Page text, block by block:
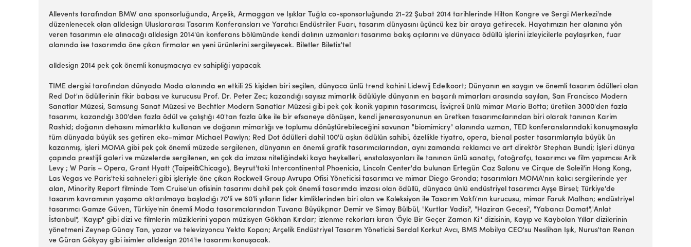
Allevents tarafından BMW ana sponsorluğunda, Arçelik, Armaggan ve Işıklar Tuğla co-sponsorluğunda 21-22 Şubat 2014 tarihlerinde Hilton Kongre ve Sergi Merkezi'nde
düzenlenecek olan alldesign Uluslararası Tasarım Konferansları ve Yaratıcı Endüstriler Fuarı, tasarım dünyasını üçüncü kez bir araya getirecek. Hayatımızın her alanına yön
veren tasarımın ele alınacağı alldesign 2014'ün konferans bölümünde kendi dalının uzmanları tasarıma bakış açılarını ve dünyaca ödüllü işlerini izleyicilerle paylaşırken, fuar
alanında ise tasarımda öne çıkan firmalar en yeni ürünlerini sergileyecek. Biletler Biletix'te!
alldesign 2014 pek çok önemli konuşmacıya ev sahipliği yapacak
TIME dergisi tarafından dünyada Moda alanında en etkili 25 kişiden biri seçilen, dünyaca ünlü trend kahini Lidewij Edelkoort; Dünyanın en saygın ve önemli tasarım ödülleri olan
Red Dot'ın ödüllerinin fikir babası ve kurucusu Prof. Dr. Peter Zec; kazandığı sayısız mimarlık ödülüyle dünyanın en başarılı mimarları arasında sayılan, San Francisco Modern
Sanatlar Müzesi, Samsung Sanat Müzesi ve Bechtler Modern Sanatlar Müzesi gibi pek çok ikonik yapının tasarımcısı, İsviçreli ünlü mimar Mario Botta; üretilen 3000'den fazla
tasarımı, kazandığı 300'den fazla ödül ve çalıştığı 40'tan fazla ülke ile bir efsaneye dönüşen, kendi jenerasyonunun en üretken tasarımcılarından biri olarak tanınan Karim
Rashid; doğanın dehasını mimarlıkta kullanan ve doğanın mimarlığı ve toplumu dönüştürebileceğini savunan "biomimicry" alanında uzman, TED konferanslarındaki konuşmasıyla
tüm dünyada büyük ses getiren eko-mimar Michael Pawlyn; Red Dot ödülleri dahil 100'ü aşkın ödülün sahibi, özellikle tiyatro, opera, bienal poster tasarımlarıyla büyük ün
kazanmış, işleri MOMA gibi pek çok önemli müzede sergilenen, dünyanın en önemli grafik tasarımcılarından, aynı zamanda reklamcı ve art direktör Stephan Bundi; İşleri dünya
çapında prestijli galeri ve müzelerde sergilenen, en çok da imzası niteliğindeki kaya heykelleri, enstalasyonları ile tanınan ünlü sanatçı, fotoğrafçı, tasarımcı ve film yapımcısı Arik
Levy ; W Paris – Opera, Grant Hyatt (Taipei&Chicago), Beyrut'taki Intercontinental Phoenicia, Lincoln Center'da bulunan Ertegün Caz Salonu ve Cirque de Soleil'in Hong Kong,
Las Vegas ve Paris'teki sahneleri gibi işleriyle öne çıkan Rockwell Group Avrupa Ofisi Yöneticisi tasarımcı ve mimar Diego Gronda; tasarımları MOMA'nın kalıcı sergilerinde yer
alan, Minority Report filminde Tom Cruise'un ofisinin tasarımı dahil pek çok önemli tasarımda imzası olan ödüllü, dünyaca ünlü endüstriyel tasarımcı Ayşe Birsel; Türkiye'de
tasarım kavramının yaşama aktarılmaya başladığı 70'li ve 80'li yılların lider kimliklerinden biri olan ve Koleksiyon ile Tasarım Vakfı'nın kurucusu, mimar Faruk Malhan; endüstriyel
tasarımcı Gamze Güven, Türkiye'nin önemli Moda tasarımcılarından Tuvana Büyükçınar Demir ve Simay Bülbül, "Kurtlar Vadisi", "Haziran Gecesi", "Yabancı Damat","Anlat
İstanbul", "Kayıp" gibi dizi ve filmlerin müziklerini yapan müzisyen Gökhan Kırdar; izlenme rekorları kıran 'Öyle Bir Geçer Zaman Ki'' dizisinin, Kayıp ve Kaybolan Yıllar dizilerinin
yönetmeni Zeynep Günay Tan, yazar ve televizyoncu Yekta Kopan; Arçelik Endüstriyel Tasarım Yöneticisi Serdal Korkut Avcı, BMS Mobilya CEO'su Neslihan Işık, Nurus'tan Renan
ve Güran Gökyay gibi isimler alldesign 2014'te tasarımı konuşacak.